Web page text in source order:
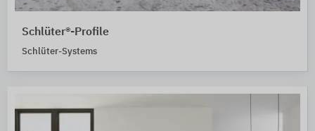
Schlüter®-Profile
Schlüter-Systems